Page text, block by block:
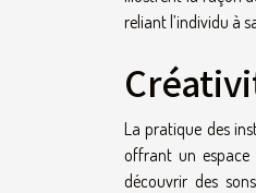
reliant l’individu à
La pratique des
offrant un espace
découvrir des